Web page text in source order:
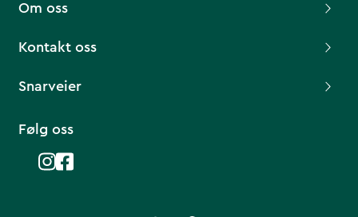
Om oss
Kontakt oss
Snarveier
Følg oss